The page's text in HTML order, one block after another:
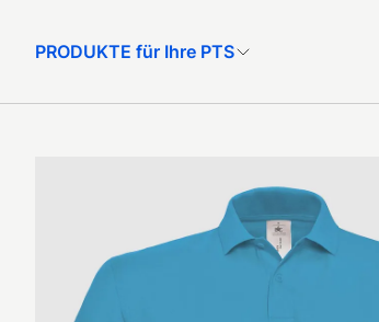
PRODUKTE für Ihre PTS